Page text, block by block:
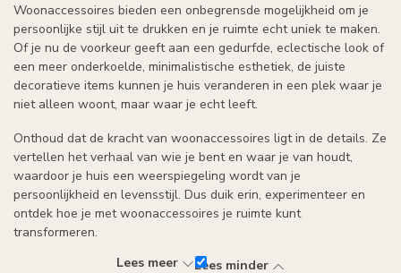
Woonaccessoires bieden een onbegrensde mogelijkheid om je
persoonlijke stijl uit te drukken en je ruimte echt uniek te maken.
Of je nu de voorkeur geeft aan een gedurfde, eclectische look of
een meer onderkoelde, minimalistische esthetiek, de juiste
decoratieve items kunnen je huis veranderen in een plek waar je
niet alleen woont, maar waar je echt leeft.
Onthoud dat de kracht van woonaccessoires ligt in de details. Ze
vertellen het verhaal van wie je bent en waar je van houdt,
waardoor je huis een weerspiegeling wordt van je
persoonlijkheid en levensstijl. Dus duik erin, experimenteer en
ontdek hoe je met woonaccessoires je ruimte kunt
transformeren.
Lees meer
Lees minder